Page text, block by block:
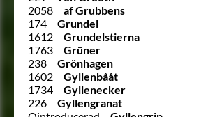
2058
af Grubbens
174
Grundel
1612
Grundelstierna
1763
Grüner
238
Grönhagen
1602
Gyllenbååt
1734
Gyllenecker
226
Gyllengranat